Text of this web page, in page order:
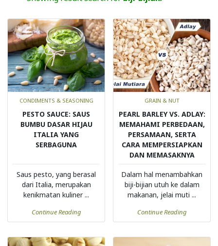
CONDIMENTS & SEASONING
PESTO SAUCE: SAUS
BUMBU DASAR HIJAU
ITALIA YANG
SERBAGUNA
Saus pesto, yang berasal
dari Italia, merupakan
kenikmatan kuliner ...
Continue Reading
GRAIN & NUT
PEARL BARLEY VS. ADLAY:
MEMAHAMI PERBEDAAN,
PERSAMAAN, SERTA
CARA MEMPERSIAPKAN
DAN MEMASAKNYA
Dalam hal menambahkan
biji-bijian utuh ke dalam
makanan, jelai muti ...
Continue Reading